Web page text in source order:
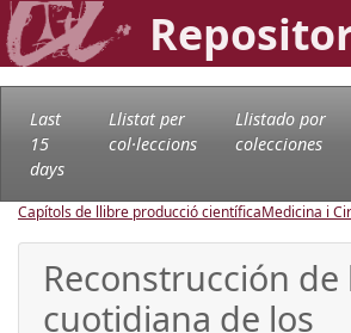
Last
15
days
Llistat per
col·leccions
Llistado por
colecciones
Capítols de llibre producció científicaMedicina i
Reconstrucción de
cuotidiana de los